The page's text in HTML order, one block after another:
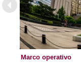
Marco operativo